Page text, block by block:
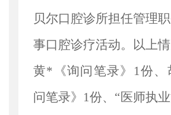
贝尔口腔诊所担任管理
事口腔诊疗活动。以上
黄*《询问笔录》1份、
问笔录》1份、“医师执